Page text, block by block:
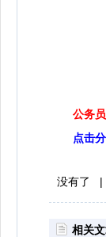
公务
点击
没有了 |
相关